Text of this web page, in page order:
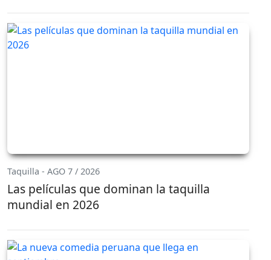
Taquilla - AGO 7 / 2026
Las películas que dominan la taquilla
mundial en 2026